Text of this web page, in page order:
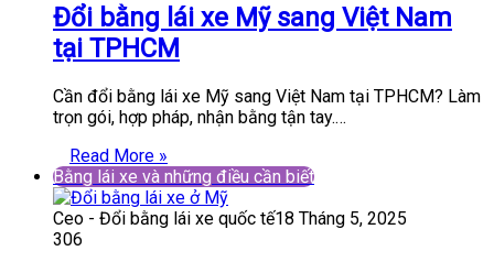
Đổi bằng lái xe Mỹ sang Việt Nam
tại TPHCM
Cần đổi bằng lái xe Mỹ sang Việt Nam tại TPHCM? Làm
trọn gói, hợp pháp, nhận bằng tận tay.…
Read More »
Bằng lái xe và những điều cần biết
Ceo - Đổi bằng lái xe quốc tế18 Tháng 5, 2025
306